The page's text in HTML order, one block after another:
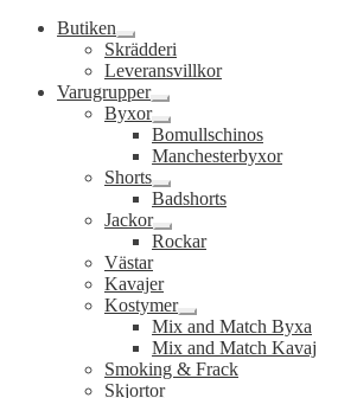
Butiken
Expandera
undermeny
Skrädderi
Leveransvillkor
Varugrupper
Expandera
undermeny
Byxor
Expandera
undermeny
Bomullschinos
Manchesterbyxor
Shorts
Expandera
undermeny
Badshorts
Jackor
Expandera
undermeny
Rockar
Västar
Kavajer
Kostymer
Expandera
undermeny
Mix and Match Byxa
Mix and Match Kavaj
Smoking & Frack
Skjortor